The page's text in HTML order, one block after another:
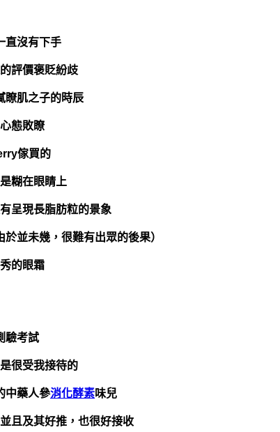
直沒有下手
評價褒貶紛歧
瞭肌之子的時辰
態敗瞭
傢買的
糊在眼睛上
呈現長脂肪粒的景象
並未幾，很難有出眾的後果）
的眼霜
驗考試
很受我接待的
中藥人參消化酵素味兒
且及其好推，也很好接收